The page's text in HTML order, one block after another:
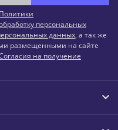
Политики
персональных
данных, а так же
размещенными на сайте
на получение